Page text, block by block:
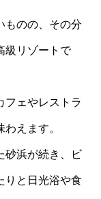
ものの、その分
級リゾートで
フェやレストラ
えます。
砂浜が続き、ビ
りと日光浴や食